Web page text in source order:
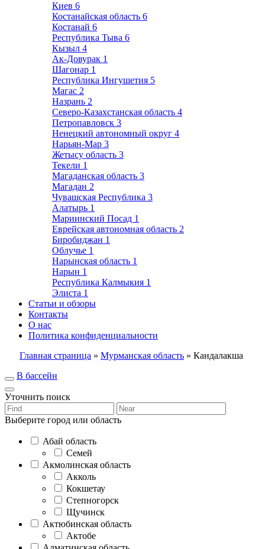
Киев 6
Костанайская область 6
Костанай 6
Республика Тыва 6
Кызыл 4
Ак-Довурак 1
Шагонар 1
Республика Ингушетия 5
Магас 2
Назрань 2
Северо-Казахстанская область 4
Петропавловск 3
Ненецкий автономный округ 4
Нарьян-Мар 3
Жетысу область 3
Текели 1
Магаданская область 3
Магадан 2
Чувашская Республика 3
Алатырь 1
Мариинский Посад 1
Еврейская автономная область 2
Биробиджан 1
Облучье 1
Нарынская область 1
Нарын 1
Республика Калмыкия 1
Элиста 1
Статьи и обзоры
Контакты
О нас
Политика конфиденциальности
Главная страница » Мурманская область » Кандалакша
В бассейн
Уточнить поиск
Выберите город или область
Абай область
Семей
Акмолинская область
Акколь
Кокшетау
Степногорск
Щучинск
Актюбинская область
Актобе